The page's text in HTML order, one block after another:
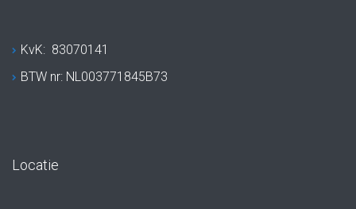
KvK: 83070141
BTW nr: NL003771845B73
Locatie